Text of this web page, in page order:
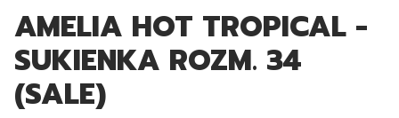
AMELIA HOT TROPICAL -
SUKIENKA ROZM. 34
(SALE)